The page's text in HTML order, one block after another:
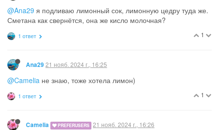
@Ana29 я подливаю лимонный сок, лимонную цедру туда же.
Сметана как свернётся, она же кисло молочная?
1
1 ответ
Ana29 21 нояб. 2024 г., 16:25
@Camelia не знаю, тоже хотела лимон)
1
1 ответ
Camelia PREFERUSERS 21 нояб. 2024 г., 16:26